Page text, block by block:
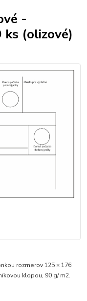
-
ks (olizové)
rozmerov 125 × 176
klopou, 90 g/ m2.